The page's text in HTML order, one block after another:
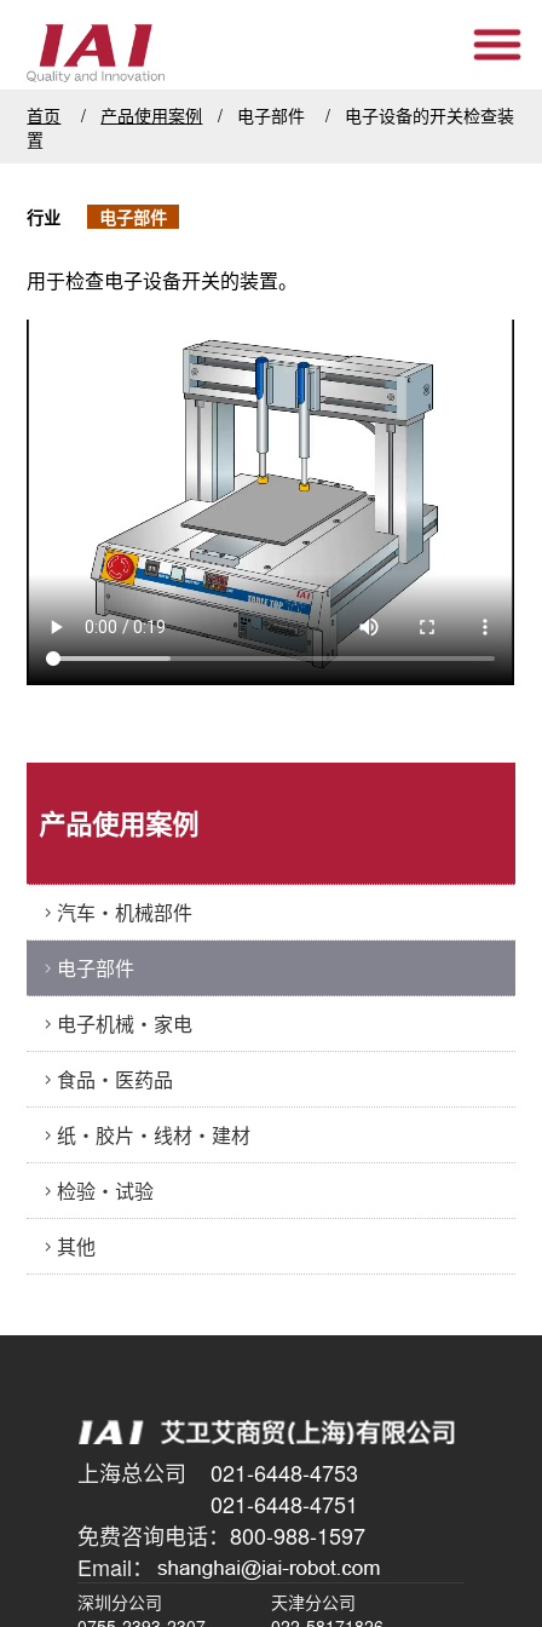
首页 产品使用案例 电子部件
电子设备的开关检查装
置
行业 电子部件
用于检查电子设备开关的装置。
产品使用案例
汽车・机械部件
电子部件
电子机械・家电
食品・医药品
纸・胶片・线材・建材
检验・试验
其他
上海总公司 021-6448-4753
021-6448-4751
免费咨询电话： 800-988-1597
Email：
深圳分公司
天津分公司